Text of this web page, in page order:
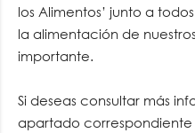
los Alimentos’ junto a
la alimentación de
importante.
Si deseas consultar más
apartado